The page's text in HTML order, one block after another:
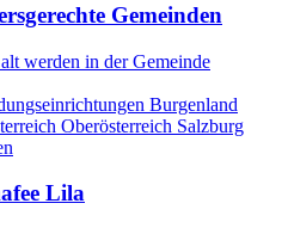
Gemeinden
werden in der Gemeinde
Burgenland
Oberösterreich Salzburg
Lila